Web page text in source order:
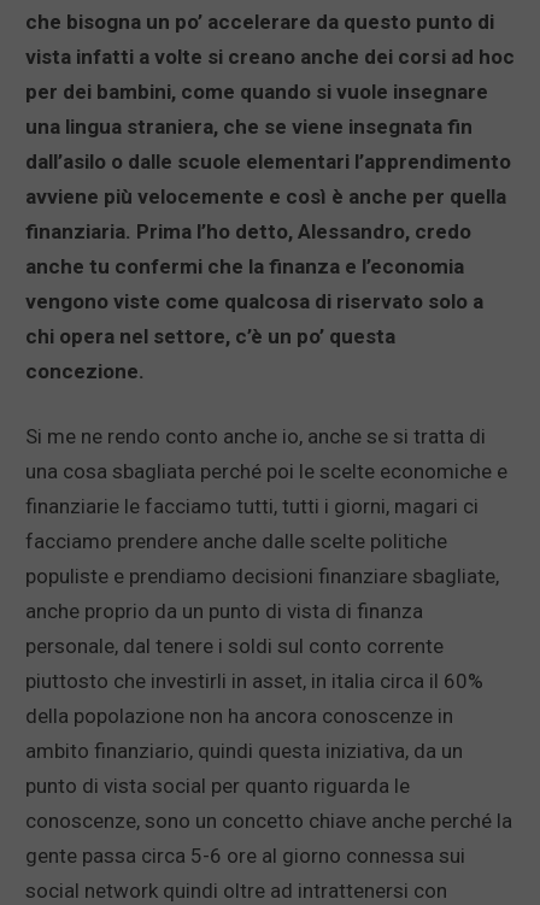
che bisogna un po’ accelerare da questo punto di
vista infatti a volte si creano anche dei corsi ad hoc
per dei bambini, come quando si vuole insegnare
una lingua straniera, che se viene insegnata fin
dall’asilo o dalle scuole elementari l’apprendimento
avviene più velocemente e così è anche per quella
finanziaria. Prima l’ho detto, Alessandro, credo
anche tu confermi che la finanza e l’economia
vengono viste come qualcosa di riservato solo a
chi opera nel settore, c’è un po’ questa
concezione.
Si me ne rendo conto anche io, anche se si tratta di
una cosa sbagliata perché poi le scelte economiche e
finanziarie le facciamo tutti, tutti i giorni, magari ci
facciamo prendere anche dalle scelte politiche
populiste e prendiamo decisioni finanziare sbagliate,
anche proprio da un punto di vista di finanza
personale, dal tenere i soldi sul conto corrente
piuttosto che investirli in asset, in italia circa il 60%
della popolazione non ha ancora conoscenze in
ambito finanziario, quindi questa iniziativa, da un
punto di vista social per quanto riguarda le
conoscenze, sono un concetto chiave anche perché la
gente passa circa 5-6 ore al giorno connessa sui
social network quindi oltre ad intrattenersi con